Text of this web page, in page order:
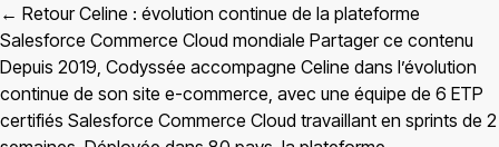
← Retour Celine : évolution continue de la plateforme
Salesforce Commerce Cloud mondiale Partager ce contenu
Depuis 2019, Codyssée accompagne Celine dans l’évolution
continue de son site e-commerce, avec une équipe de 6 ETP
certifiés Salesforce Commerce Cloud travaillant en sprints de 2